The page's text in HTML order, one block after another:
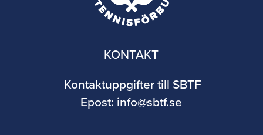
KONTAKT
Kontaktuppgifter till SBTF
Epost: info@sbtf.se